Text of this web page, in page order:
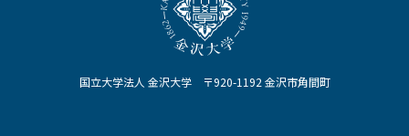
国立大学法人 金沢大学 〒920-1192 金沢市角間町